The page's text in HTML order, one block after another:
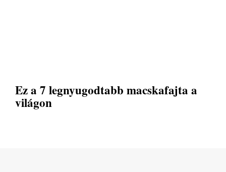
Ez a 7 legnyugodtabb macskafajta a
világon